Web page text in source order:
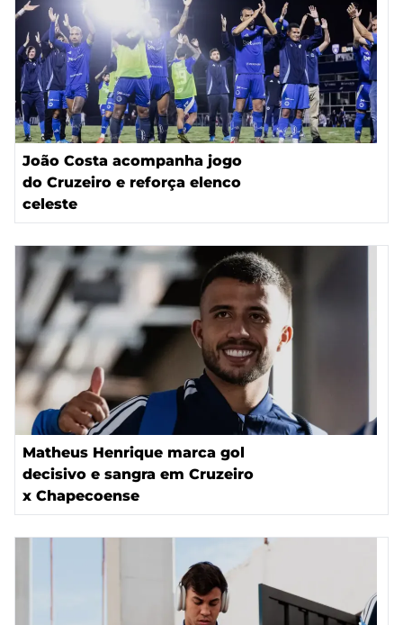
João Costa acompanha jogo
do Cruzeiro e reforça elenco
celeste
Matheus Henrique marca gol
decisivo e sangra em Cruzeiro
x Chapecoense